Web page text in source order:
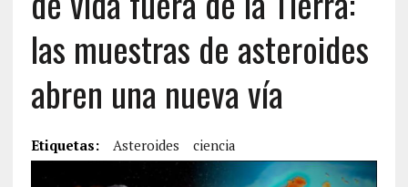
las muestras de asteroides
abren una nueva vía
Etiquetas: Asteroides ciencia